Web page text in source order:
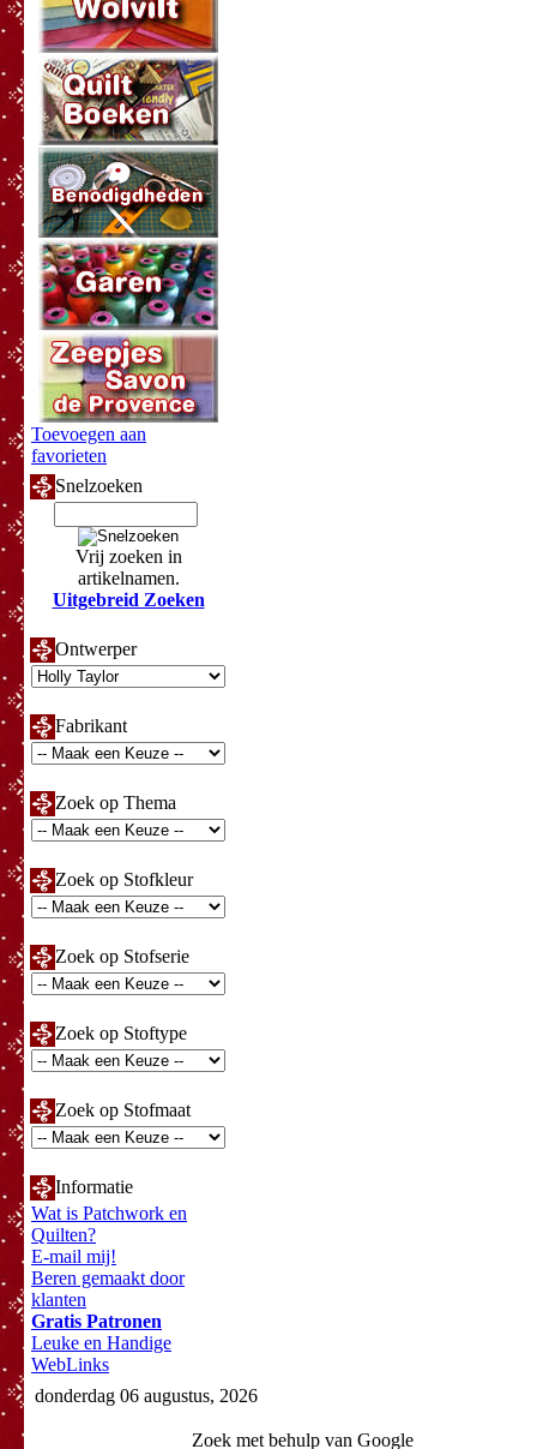
Toevoegen aan
favorieten
Snelzoeken
Vrij zoeken in
artikelnamen.
Uitgebreid Zoeken
Ontwerper
Fabrikant
Zoek op Thema
Zoek op Stofkleur
Zoek op Stofserie
Zoek op Stoftype
Zoek op Stofmaat
Informatie
Wat is Patchwork en
Quilten?
E-mail mij!
Beren gemaakt door
klanten
Gratis Patronen
Leuke en Handige
WebLinks
donderdag 06 augustus, 2026
Zoek met behulp van Google